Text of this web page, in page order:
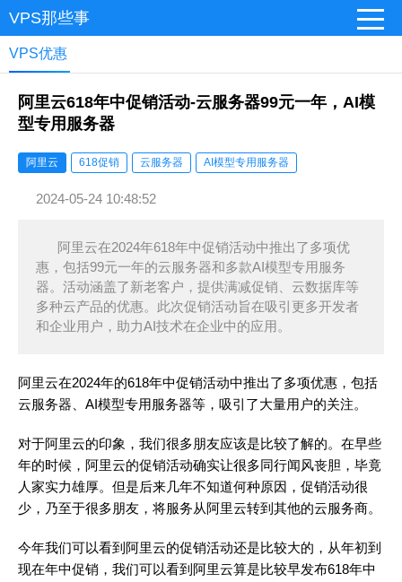
VPS那些事
VPS优惠
阿里云618年中促销活动-云服务器99元一年，AI模
型专用服务器
阿里云 618促销 云服务器 AI模型专用服务器
2024-05-24 10:48:52
阿里云在2024年618年中促销活动中推出了多项优
惠，包括99元一年的云服务器和多款AI模型专用服务
器。活动涵盖了新老客户，提供满减促销、云数据库等
多种云产品的优惠。此次促销活动旨在吸引更多开发者
和企业用户，助力AI技术在企业中的应用。
阿里云在2024年的618年中促销活动中推出了多项优惠，包括
云服务器、AI模型专用服务器等，吸引了大量用户的关注。
对于阿里云的印象，我们很多朋友应该是比较了解的。在早些
年的时候，阿里云的促销活动确实让很多同行闻风丧胆，毕竟
人家实力雄厚。但是后来几年不知道何种原因，促销活动很
少，乃至于很多朋友，将服务从阿里云转到其他的云服务商。
今年我们可以看到阿里云的促销活动还是比较大的，从年初到
现在年中促销，我们可以看到阿里云算是比较早发布618年中